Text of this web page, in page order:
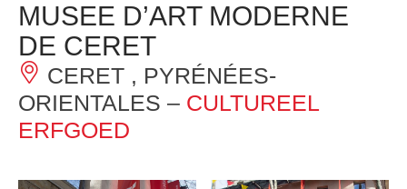
MUSEE D’ART MODERNE
DE CERET
CERET , PYRÉNÉES-
ORIENTALES – CULTUREEL
ERFGOED